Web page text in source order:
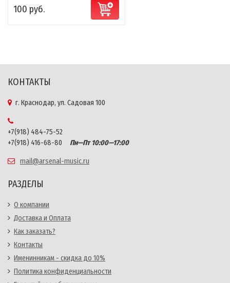
100 руб.
КОНТАКТЫ
г. Краснодар, ул. Садовая 100
+7(918) 484-75-52
+7(918) 416-68-80
Пн—Пт 10:00—17:00
mail@arsenal-music.ru
РАЗДЕЛЫ
О компании
Доставка и Оплата
Как заказать?
Контакты
Именинникам - скидка до 10%
Политика конфиденциальности